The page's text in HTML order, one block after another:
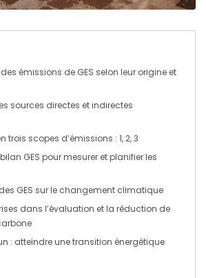
des émissions de GES selon leur origine et
sources directes etindirectes
trois scopes d’émissions : 1, 2, 3
bilan GES pour mesurer et planifier les
GES sur le changement climatique
dans l’évaluation et la réduction de
: atteindre unetransition énergétique